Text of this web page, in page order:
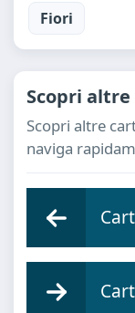
Fiori
Scopri
Scopri altre
naviga